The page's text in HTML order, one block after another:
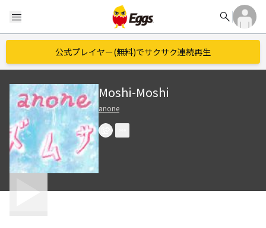
menu search
公式プレイヤー(無料)でサクサク連続再生
Moshi-Moshi
anone